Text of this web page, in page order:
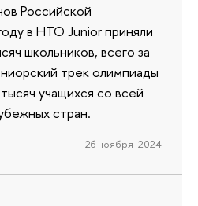
Российской
в НТО Junior приняли
школьников, всего за
трек олимпиады
учащихся со всей
стран.
26 ноября 2024